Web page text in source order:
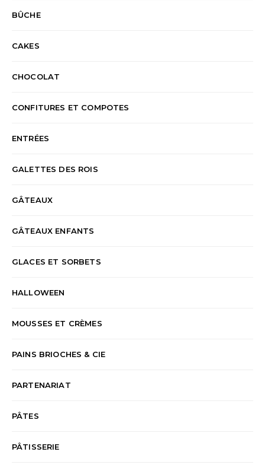
BÛCHE
CAKES
CHOCOLAT
CONFITURES ET COMPOTES
ENTRÉES
GALETTES DES ROIS
GÂTEAUX
GÂTEAUX ENFANTS
GLACES ET SORBETS
HALLOWEEN
MOUSSES ET CRÈMES
PAINS BRIOCHES & CIE
PARTENARIAT
PÂTES
PÂTISSERIE